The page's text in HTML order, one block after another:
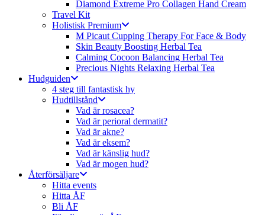
Diamond Extreme Pro Collagen Hand Cream
Travel Kit
Holistisk Premium
M Picaut Cupping Therapy For Face & Body
Skin Beauty Boosting Herbal Tea
Calming Cocoon Balancing Herbal Tea
Precious Nights Relaxing Herbal Tea
Hudguiden
4 steg till fantastisk hy
Hudtillstånd
Vad är rosacea?
Vad är perioral dermatit?
Vad är akne?
Vad är eksem?
Vad är känslig hud?
Vad är mogen hud?
Återförsäljare
Hitta events
Hitta ÅF
Bli ÅF